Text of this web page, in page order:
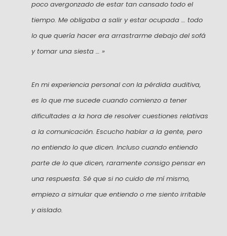
poco avergonzado de estar tan cansado todo el
tiempo. Me obligaba a salir y estar ocupada … todo
lo que quería hacer era arrastrarme debajo del sofá
y tomar una siesta … »
En mi experiencia personal con la pérdida auditiva,
es lo que me sucede cuando comienzo a tener
dificultades a la hora de resolver cuestiones relativas
a la comunicación. Escucho hablar a la gente, pero
no entiendo lo que dicen. Incluso cuando entiendo
parte de lo que dicen, raramente consigo pensar en
una respuesta. Sé que si no cuido de mí mismo,
empiezo a simular que entiendo o me siento irritable
y aislado.